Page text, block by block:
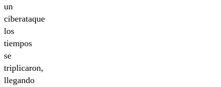
un
ciberataque
los
tiempos
se
triplicaron,
llegando